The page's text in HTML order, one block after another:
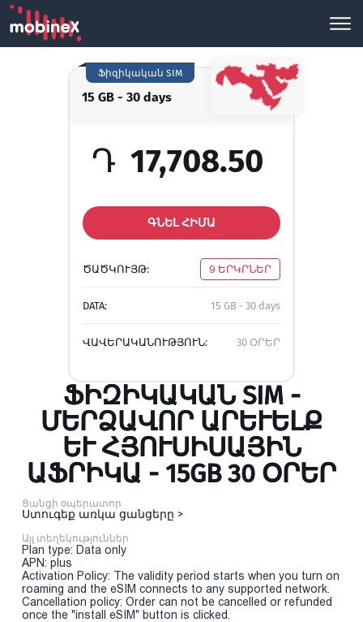
15 GB - 30 days
Ֆիզիկական SIM
Դ 17,708.50
ԳՆԵԼ ՀԻՄԱ
ԾԱԾԿՈՒՅԹ: 9 ԵՐԿՐՆԵՐ
DATA: 15 GB - 30 days
ՎԱՎԵՐԱԿԱՆՈՒԹՅՈՒՆ: 30 ՕՐԵՐ
ՖԻԶԻԿԱԿԱՆ SIM -
ՄԵՐՁԱՎՈՐ ԱՐԵՒԵԼՔ ԵՒ
ՀՅՈՒՍԻՍԱՅԻՆ ԱՖ
ՐԻԿԱ - 15GB 30 ՕՐԵՐ
Ցանցի օպերատոր
Ստուգեք առկա ցանցերը >
Այլ տեղեկություններ
Plan type: Data only
APN: plus
Activation Policy: The validity period starts when you turn on
roaming and the eSIM connects to any supported network.
Cancellation policy: Order can not be cancelled or refunded
once the "install eSIM" button is clicked.